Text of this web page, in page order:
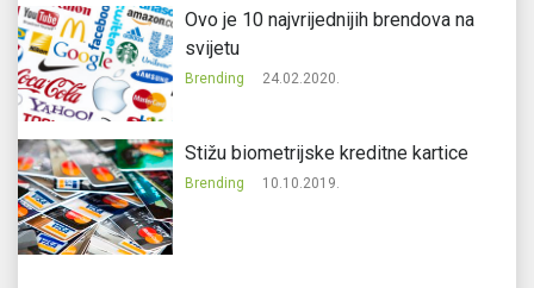
Ovo je 10 najvrijednijih brendova na
svijetu
Brending 24.02.2020.
Stižu biometrijske kreditne kartice
Brending 10.10.2019.